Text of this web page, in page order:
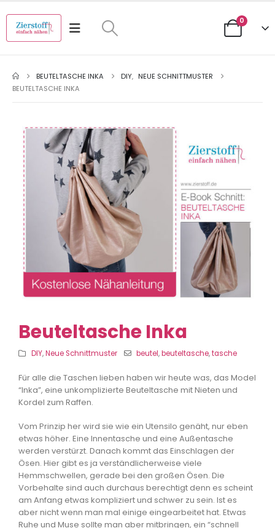
0
BEUTELTASCHE INKA DIY, NEUE SCHNITTMUSTER
BEUTELTASCHE INKA
Beuteltasche Inka
DIY,Neue Schnittmuster beutel,beuteltasche,tasche
Für alle die Taschen lieben haben wir heute was, das Model
“Inka”, eine unkomplizierte Beuteltasche mit Nieten und
Kordel zum Raffen.
Vom Prinzip her wird sie wie ein Utensilo genäht, nur eben
etwas höher. Eine Innentasche und eine Außentasche
werden verstürzt. Danach kommt das Einschlagen der
Ösen. Hier gibt es ja verständlicherweise viele
Hemmschwellen, gerade bei den großen Ösen. Die
Vorbehalte sind auch durchaus berechtigt denn es scheint
am Anfang etwas kompliziert und schwer zu sein. Ist es
aber nicht wenn man mal einige eingearbeitet hat. Etwas
Ruhe und Muse sollte man aber mitbringen, ein “schnell